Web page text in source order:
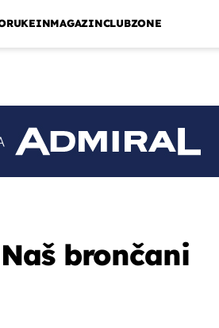
INMAGAZINCLUBZONE
brončani